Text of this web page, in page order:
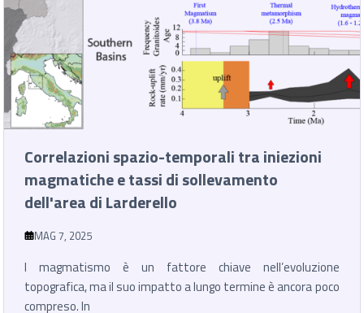
Correlazioni spazio-temporali tra iniezioni
magmatiche e tassi di sollevamento
dell'area di Larderello
MAG 7, 2025
l magmatismo è un fattore chiave nell’evoluzione
topografica, ma il suo impatto a lungo termine è ancora poco
compreso. In